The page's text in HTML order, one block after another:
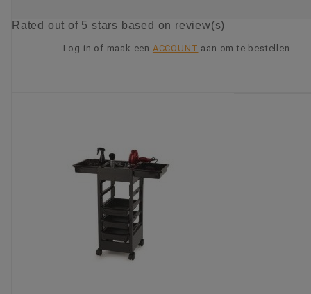
Rated out of 5 stars based on review(s)
Log in of maak een ACCOUNT aan om te bestellen.